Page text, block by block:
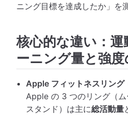
ニング目標を達成したか」を
核心的な違い：
ーニング量と強
Apple フィットネスリング
Apple の 3 つのリング（ム
スタンド）は主に総活動量